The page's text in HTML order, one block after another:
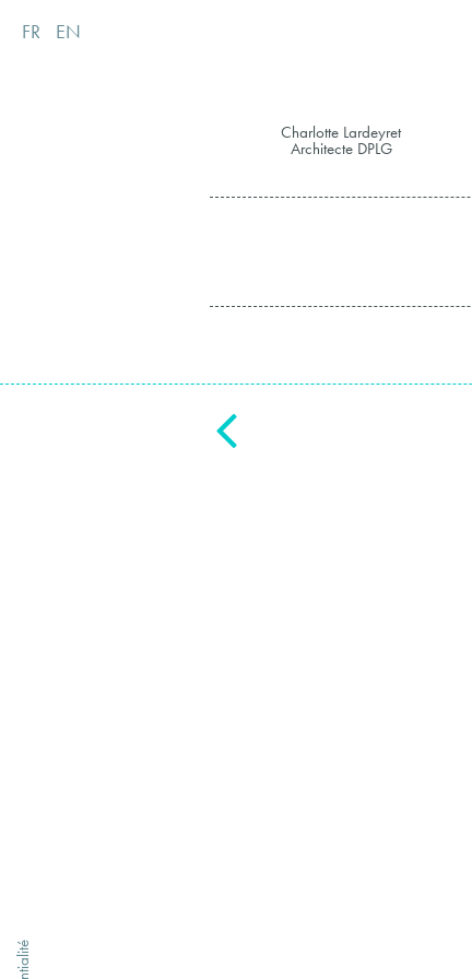
FR EN
Charlotte Lardeyret
Architecte DPLG